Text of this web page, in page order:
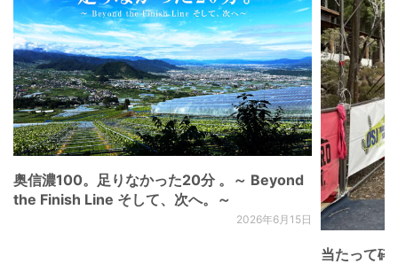
奥信濃100。足りなかった20分 。～ Beyond
the Finish Line そして、次へ。～
2026年6月15日
当たって砕